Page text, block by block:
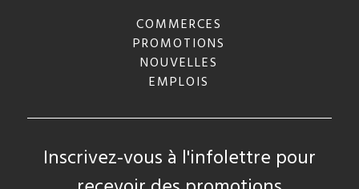
COMMERCES
PROMOTIONS
NOUVELLES
EMPLOIS
Inscrivez-vous à l'infolettre pour